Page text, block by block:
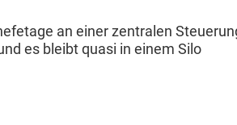
an ein­er zen­tralen
es bleibt qua­si in einem Silo